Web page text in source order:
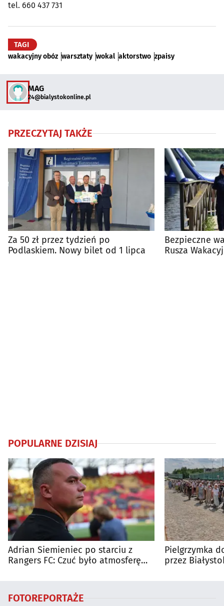
tel. 660 437 731
TAGI
wakacyjny obóz warsztaty wokal aktorstwo zpaisy
MAG
24@bialystokonline.pl
PRZECZYTAJ TAKŻE
Za 50 zł przez tydzień po
Podlaskiem. Nowy bilet od 1 lipca
Bezpieczne
Rusza
POPULARNE DZISIAJ
Adrian Siemieniec po starciu z
Rangers FC: Czuć było atmosferę
Pielgrzymka
przez
FOTOREPORTAŻE